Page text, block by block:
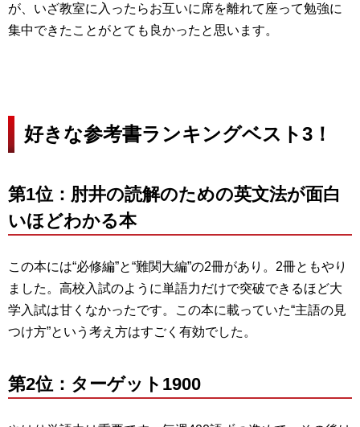
が、いざ教室に入ったらお互いに席を離れて座って勉強に
集中できたことがとても良かったと思います。
好きな参考書ランキングベスト3！
第1位：肘井の読解のための英文法が面白
いほどわかる本
この本には“必修編”と“難関大編”の2冊があり。2冊ともやり
ました。高校入試のように単語力だけで突破できるほど大
学入試は甘くなかったです。この本に載っていた“主語の見
つけ方”という考え方はすごく有効でした。
第2位：ターゲット1900